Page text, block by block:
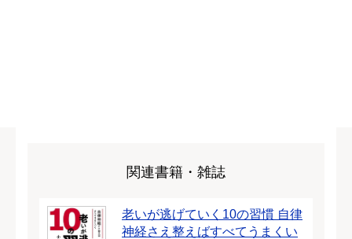
関連書籍・雑誌
老いが逃げていく10の習慣 自律
神経さえ整えばすべてうまくい